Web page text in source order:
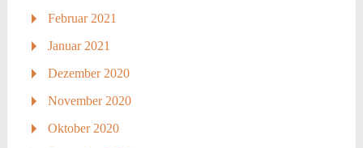
Februar 2021
Januar 2021
Dezember 2020
November 2020
Oktober 2020